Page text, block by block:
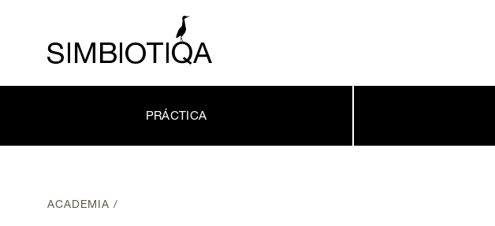
PRÁCTICA
ACADEMIA /